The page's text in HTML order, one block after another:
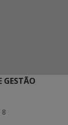
GESTÃO